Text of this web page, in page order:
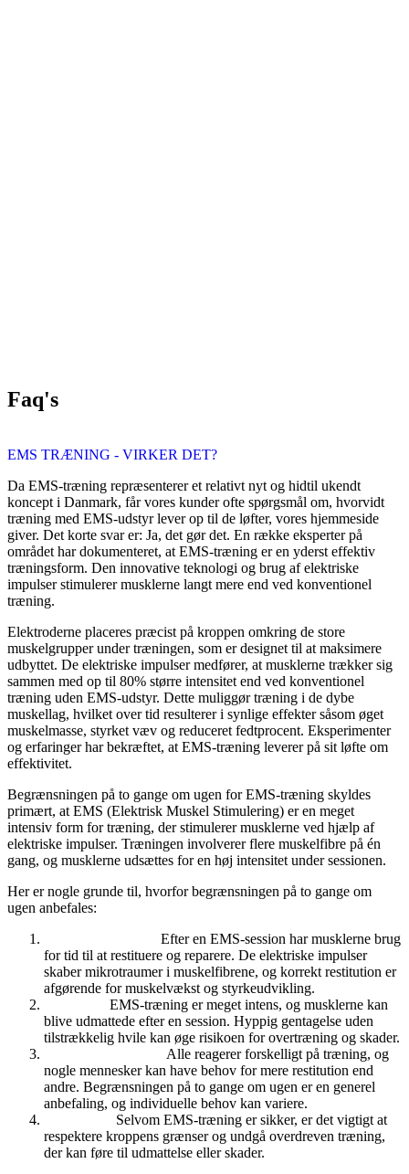
Faq's
EMS TRÆNING - VIRKER DET?
Da EMS-træning repræsenterer et relativt nyt og hidtil ukendt
koncept i Danmark, får vores kunder ofte spørgsmål om, hvorvidt
træning med EMS-udstyr lever op til de løfter, vores hjemmeside
giver. Det korte svar er: Ja, det gør det. En række eksperter på
området har dokumenteret, at EMS-træning er en yderst effektiv
træningsform. Den innovative teknologi og brug af elektriske
impulser stimulerer musklerne langt mere end ved konventionel
træning.
Elektroderne placeres præcist på kroppen omkring de store
muskelgrupper under træningen, som er designet til at maksimere
udbyttet. De elektriske impulser medfører, at musklerne trækker sig
sammen med op til 80% større intensitet end ved konventionel
træning uden EMS-udstyr. Dette muliggør træning i de dybe
muskellag, hvilket over tid resulterer i synlige effekter såsom øget
muskelmasse, styrket væv og reduceret fedtprocent. Eksperimenter
og erfaringer har bekræftet, at EMS-træning leverer på sit løfte om
effektivitet.
Begrænsningen på to gange om ugen for EMS-træning skyldes
primært, at EMS (Elektrisk Muskel Stimulering) er en meget
intensiv form for træning, der stimulerer musklerne ved hjælp af
elektriske impulser. Træningen involverer flere muskelfibre på én
gang, og musklerne udsættes for en høj intensitet under sessionen.
Her er nogle grunde til, hvorfor begrænsningen på to gange om
ugen anbefales:
Efter en EMS-session har musklerne brug
for tid til at restituere og reparere. De elektriske impulser
skaber mikrotraumer i muskelfibrene, og korrekt restitution er
afgørende for muskelvækst og styrkeudvikling.
EMS-træning er meget intens, og musklerne kan
blive udmattede efter en session. Hyppig gentagelse uden
tilstrækkelig hvile kan øge risikoen for overtræning og skader.
Alle reagerer forskelligt på træning, og
nogle mennesker kan have behov for mere restitution end
andre. Begrænsningen på to gange om ugen er en generel
anbefaling, og individuelle behov kan variere.
Selvom EMS-træning er sikker, er det vigtigt at
respektere kroppens grænser og undgå overdreven træning,
der kan føre til udmattelse eller skader.